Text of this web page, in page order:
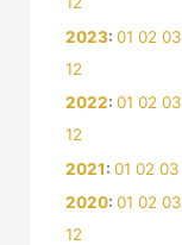
2023: 01 02 03
12
2022: 01 02 03
12
2021: 01 02 03
2020: 01 02 03
12